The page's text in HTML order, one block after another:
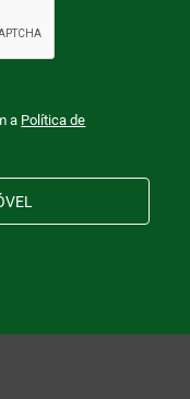
a Política de